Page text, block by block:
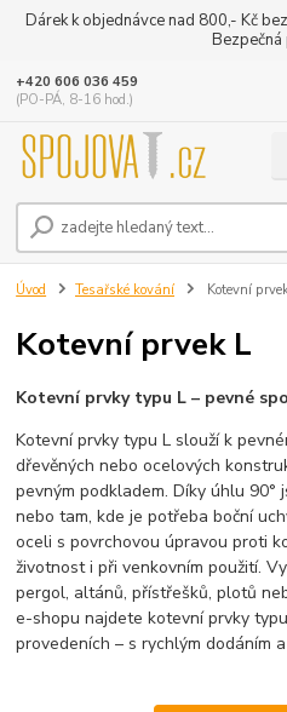
Dárek k objednávce nad 800,- Kč
+420 606 036 459
(PO-PÁ, 8-16 hod.)
Úvod Tesařské kování Kotevní
Kotevní prvek L
Kotevní prvky typu L – pevné
Kotevní prvky typu L slouží k
dřevěných nebo ocelových
pevným podkladem. Díky úhlu 90°
nebo tam, kde je potřeba boční
oceli s povrchovou úpravou proti
životnost i při venkovním použití.
pergol, altánů, přístřešků, plotů
e-shopu najdete kotevní prvky
provedeních – s rychlým dodáním